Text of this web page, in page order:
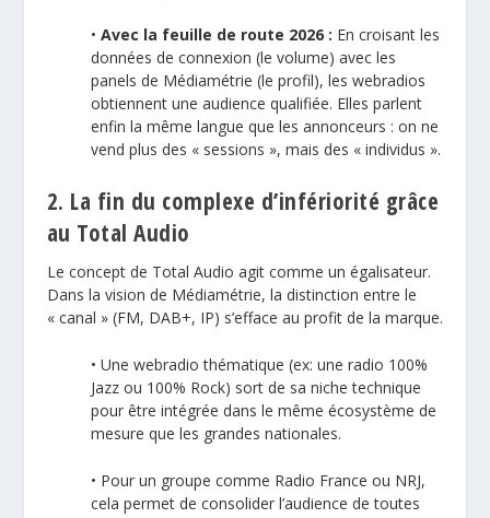
• Avec la feuille de route 2026 : En croisant les
données de connexion (le volume) avec les
panels de Médiamétrie (le profil), les webradios
obtiennent une audience qualifiée. Elles parlent
enfin la même langue que les annonceurs : on ne
vend plus des « sessions », mais des « individus ».
2. La fin du complexe d’infériorité grâce
au Total Audio
Le concept de Total Audio agit comme un égalisateur.
Dans la vision de Médiamétrie, la distinction entre le
« canal » (FM, DAB+, IP) s’efface au profit de la marque.
• Une webradio thématique (ex: une radio 100%
Jazz ou 100% Rock) sort de sa niche technique
pour être intégrée dans le même écosystème de
mesure que les grandes nationales.
• Pour un groupe comme Radio France ou NRJ,
cela permet de consolider l’audience de toutes